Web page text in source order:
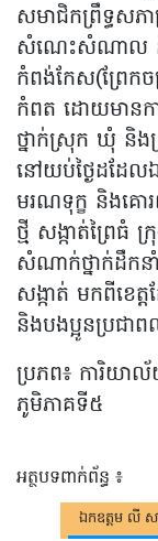
សមាជិកព្រឹទ្ធសភ
សំណេះសំណាល និង
កំពង់កែស(ព្រែក
កំពត ដោយមានកា
ថ្នាក់ស្រុក ឃុំ និងគ្
នៅយប់ថ្ងៃដដែល
មរណទុក្ខ និងគោរ
ថ្មី សង្កាត់ព្រៃធំ
សំណាក់ថ្នាក់ដឹកនាំ
សង្កាត់ មកពីខេត្ត
និងបងប្អូនប្រជាព
ប្រភព៖ ការិយា
ភូមិភាគទី៥
អត្ថបទពាក់ព័ន្ធ ៖
ឯកឧត្តម លី ស